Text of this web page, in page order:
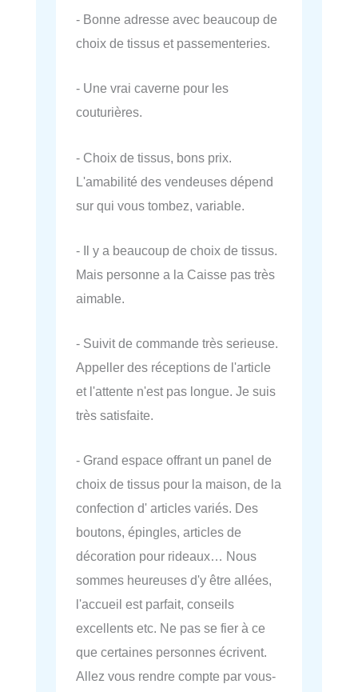
- Bonne adresse avec beaucoup de
choix de tissus et passementeries.
- Une vrai caverne pour les
couturières.
- Choix de tissus, bons prix.
L'amabilité des vendeuses dépend
sur qui vous tombez, variable.
- Il y a beaucoup de choix de tissus.
Mais personne a la Caisse pas très
aimable.
- Suivit de commande très serieuse.
Appeller des réceptions de l'article
et l'attente n'est pas longue. Je suis
très satisfaite.
- Grand espace offrant un panel de
choix de tissus pour la maison, de la
confection d' articles variés. Des
boutons, épingles, articles de
décoration pour rideaux… Nous
sommes heureuses d'y être allées,
l'accueil est parfait, conseils
excellents etc. Ne pas se fier à ce
que certaines personnes écrivent.
Allez vous rendre compte par vous-